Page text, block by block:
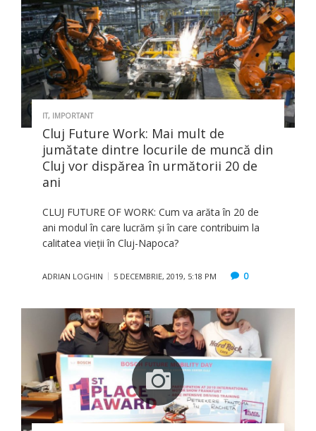
IT, IMPORTANT
Cluj Future Work: Mai mult de
jumătate dintre locurile de muncă din
Cluj vor dispărea în următorii 20 de
ani
CLUJ FUTURE OF WORK: Cum va arăta în 20 de
ani modul în care lucrăm și în care contribuim la
calitatea vieții în Cluj-Napoca?
ADRIAN LOGHIN 5 DECEMBRIE, 2019, 5:18 PM 0